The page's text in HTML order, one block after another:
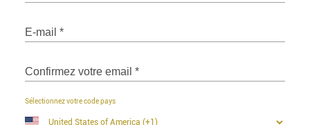
E-mail *
Confirmez votre email *
Sélectionnez votre code pays